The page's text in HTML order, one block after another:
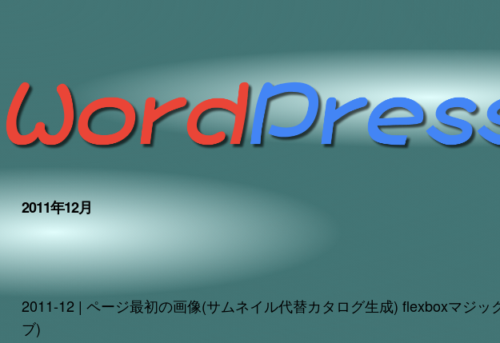
2011年12月
2011-12 | ページ最初の画像(サムネイル代替カタログ生成) flexboxマジ
ブ)